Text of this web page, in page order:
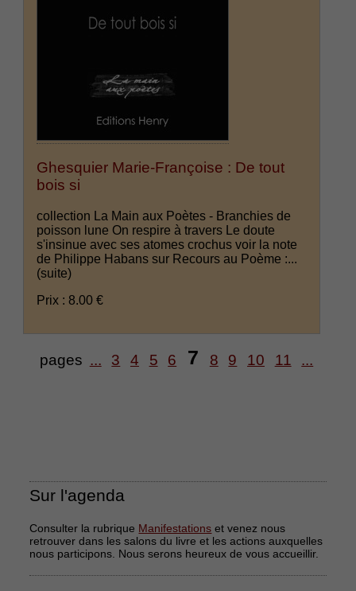
Ghesquier Marie-Françoise : De tout
bois si
collection La Main aux Poètes - Branchies de
poisson lune On respire à travers Le doute
s'insinue avec ses atomes crochus voir la note
de Philippe Habans sur Recours au Poème :...
(suite)
Prix : 8.00 €
pages ... 3 4 5 6 7 8 9 10 11 ...
Sur l'agenda
Consulter la rubrique Manifestations et venez nous
retrouver dans les salons du livre et les actions auxquelles
nous participons. Nous serons heureux de vous accueillir.